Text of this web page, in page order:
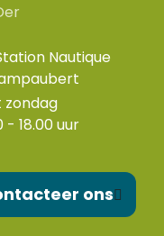
Nautique
zondag
- 18.00 uur
ons